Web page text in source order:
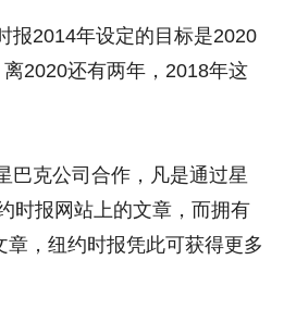
报2014年设定的目标是2020
2020还有两年，2018年这
巴克公司合作，凡是通过星
时报网站上的文章，而拥有
，纽约时报凭此可获得更多